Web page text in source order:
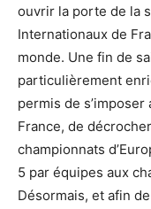
ouvrir la porte de la
Internationaux de
monde. Une fin de
particulièrement
permis de
France, de
championnats
5 par équipes aux
Désormais, et afin